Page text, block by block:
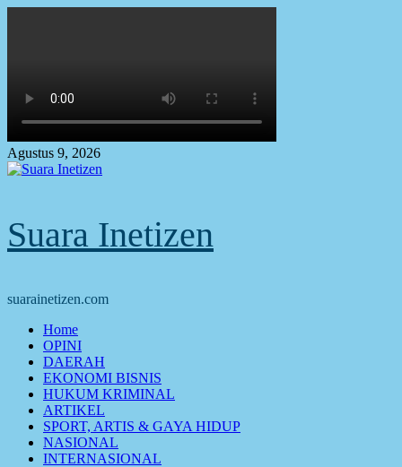
Agustus 9, 2026
Suara Inetizen
suarainetizen.com
Primary
Menu
Home
OPINI
DAERAH
EKONOMI BISNIS
HUKUM KRIMINAL
ARTIKEL
SPORT, ARTIS & GAYA HIDUP
NASIONAL
INTERNASIONAL